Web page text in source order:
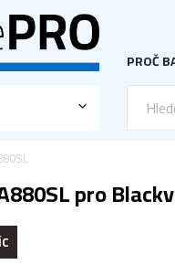
PROČ
pro